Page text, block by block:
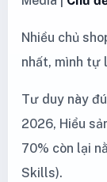
Nhiều chủ
nhất, mình tự
Tư duy này
2026, Hiểu
70% còn lại
Skills).